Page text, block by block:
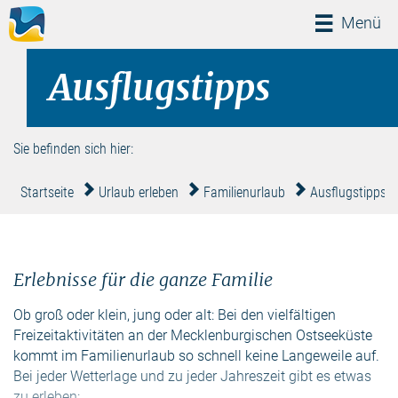
Menü
Menü
Ausflugstipps
Sie befinden sich hier:
Startseite Urlaub erleben Familienurlaub Ausflugstipps
Erlebnisse für die ganze Familie
Ob groß oder klein, jung oder alt: Bei den vielfältigen
Freizeitaktivitäten an der Mecklenburgischen Ostseeküste
kommt im Familienurlaub so schnell keine Langeweile auf.
Bei jeder Wetterlage und zu jeder Jahreszeit gibt es etwas